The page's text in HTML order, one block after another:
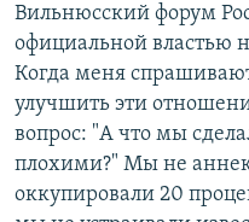
Вильнюсский форум
официальной властью
Когда меня
улучшить эти
вопрос: "А что мы
плохими?" Мы не
оккупировали 20